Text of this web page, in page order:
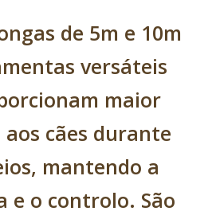
de 5m e 10m
versáteis
maior
cães durante
mantendo a
e o controlo. São